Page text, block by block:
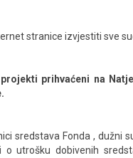
stranice izvjestiti sve
prihvaćeni na
sredstava Fonda , dužni
utrošku dobivenih